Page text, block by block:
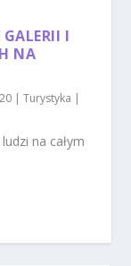
|Turystyka